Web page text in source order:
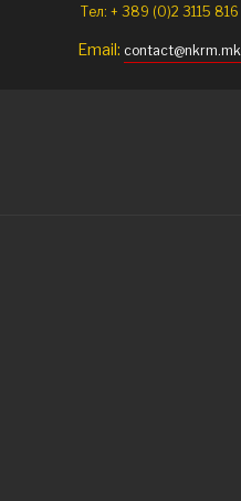
Тел: + 389 (0)2 3115 816
Email: contact@nkrm.mk